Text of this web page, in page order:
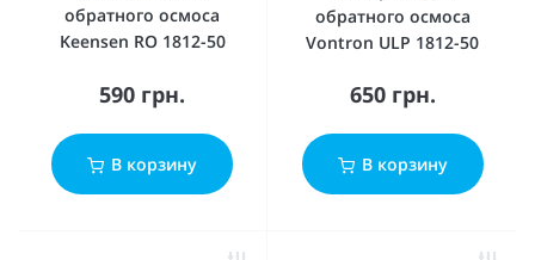
обратного осмоса
Keensen RO 1812-50
590 грн.
В корзину
обратного осмоса
Vontron ULP 1812-50
650 грн.
В корзину